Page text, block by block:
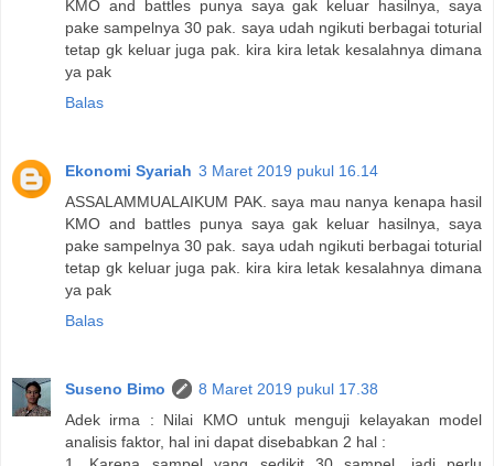
KMO and battles punya saya gak keluar hasilnya, saya
pake sampelnya 30 pak. saya udah ngikuti berbagai toturial
tetap gk keluar juga pak. kira kira letak kesalahnya dimana
ya pak
Balas
Ekonomi Syariah 3 Maret 2019 pukul 16.14
ASSALAMMUALAIKUM PAK. saya mau nanya kenapa hasil
KMO and battles punya saya gak keluar hasilnya, saya
pake sampelnya 30 pak. saya udah ngikuti berbagai toturial
tetap gk keluar juga pak. kira kira letak kesalahnya dimana
ya pak
Balas
Suseno Bimo
8 Maret 2019 pukul 17.38
Adek irma : Nilai KMO untuk menguji kelayakan model
analisis faktor, hal ini dapat disebabkan 2 hal :